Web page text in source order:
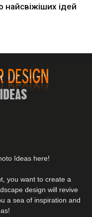
ідей
Ideas here!
you want to create a
design will revive
a sea of inspiration and